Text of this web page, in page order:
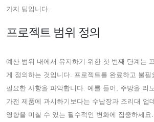
가지 팁입니다.
프로젝트 범위 정의
예산 범위 내에서 유지하기 위한 첫 번째 단계는
게 정의하는 것입니다. 프로젝트를 완료하고 불필
필요한 사항을 파악합니다. 예를 들어, 주방을 리
가전 제품에 과시하기보다는 수납장과 조리대 업
영향을 미칠 수 있는 필수적인 변화에 집중하세요.